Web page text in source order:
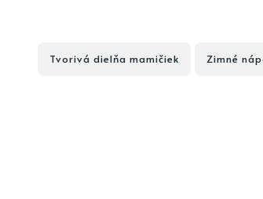
Tvorivá dielňa mamičiek Zimné